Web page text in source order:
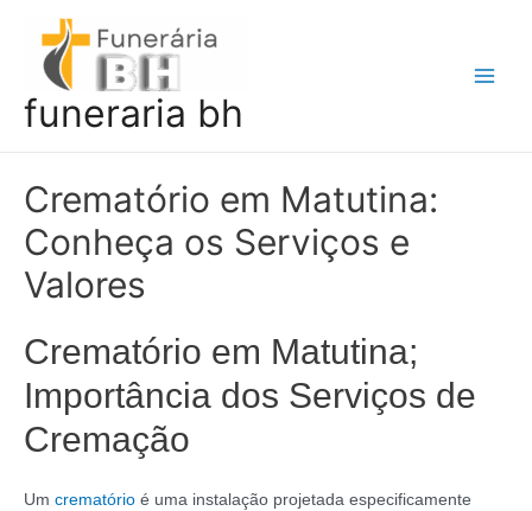
conteúdo
funeraria bh
Crematório em Matutina:
Conheça os Serviços e
Valores
Crematório em Matutina;
Importância dos Serviços de
Cremação
Um crematório é uma instalação projetada especificamente